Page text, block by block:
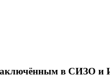
в СИЗО и